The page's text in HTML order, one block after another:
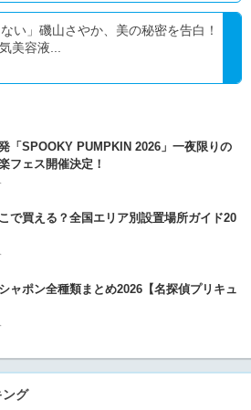
ない」磯山さやか、美の秘密を告白！
美容液...
「SPOOKY PUMPKIN 2026」一夜限りの
フェス開催決定！
で買える？全国エリア別設置場所ガイド20
ャポン全種類まとめ2026【名探偵プリキュ
ング